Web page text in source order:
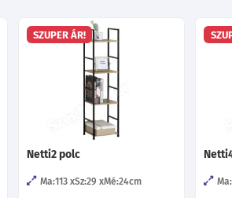
SZUPER ÁR!
Netti2 polc
Ma:113 Sz:29 Mé:24cm